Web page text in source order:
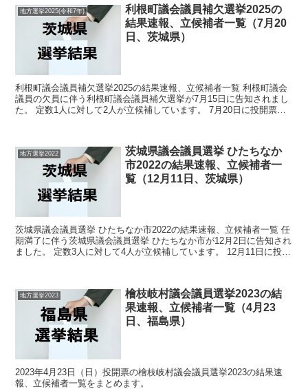
地方選挙2025(令和7年)
利根町議会議員補欠選挙2025の
結果速報、立候補者一覧（7月20
日、茨城県）
利根町議会議員補欠選挙2025の結果速報、立候補者一覧 利根町議会
議員の欠員に伴う利根町議会議員補欠選挙が7月15日に告知されまし
た。 定数1人に対して2人が立候補しています。 7月20日に投開票の
地方選挙2022
茨城県議会議員選挙 ひたちなか
市2022の結果速報、立候補者一
覧（12月11日、茨城県）
茨城県議会議員選挙 ひたちなか市2022の結果速報、立候補者一覧 任
期満了に伴う茨城県議会議員選挙 ひたちなか市が12月2日に告知され
ました。 定数3人に対して4人が立候補しています。 12月11日に投開
地方選挙2023
檜枝岐村議会議員選挙2023の結
果速報、立候補者一覧（4月23
日、福島県）
2023年4月23日（日）投開票の檜枝岐村議会議員選挙2023の結果速
報、立候補者一覧をまとめます。